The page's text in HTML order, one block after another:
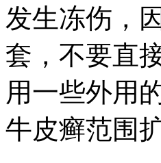
发生冻伤，
套，不要直
用一些外用
牛皮癣范围